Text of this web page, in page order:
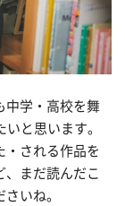
中学・高校を舞
と思います。
・される作品を
、まだ読んだこ
いね。